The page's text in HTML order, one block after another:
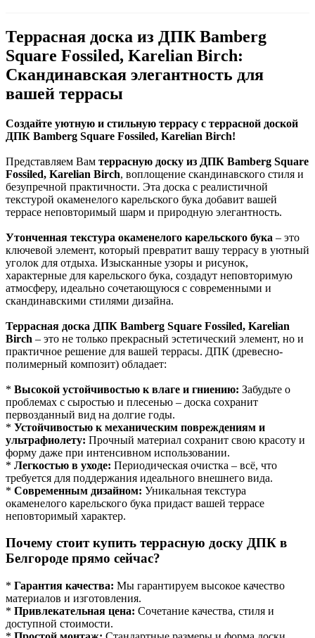
Террасная доска из ДПК Bamberg
Square Fossiled, Karelian Birch:
Скандинавская элегантность для
вашей террасы
Создайте уютную и стильную террасу с террасной доской
ДПК Bamberg Square Fossiled, Karelian Birch!
Представляем Вам террасную доску из ДПК Bamberg Square
Fossiled, Karelian Birch, воплощение скандинавского стиля и
безупречной практичности. Эта доска с реалистичной
текстурой окаменелого карельского бука добавит вашей
террасе неповторимый шарм и природную элегантность.
Утонченная текстура окаменелого карельского бука – это
ключевой элемент, который превратит вашу террасу в уютный
уголок для отдыха. Изысканные узоры и рисунок,
характерные для карельского бука, создадут неповторимую
атмосферу, идеально сочетающуюся с современными и
скандинавскими стилями дизайна.
Террасная доска ДПК Bamberg Square Fossiled, Karelian
Birch – это не только прекрасный эстетический элемент, но и
практичное решение для вашей террасы. ДПК (древесно-
полимерный композит) обладает:
* Высокой устойчивостью к влаге и гниению: Забудьте о
проблемах с сыростью и плесенью – доска сохранит
первозданный вид на долгие годы.
* Устойчивостью к механическим повреждениям и
ультрафиолету: Прочный материал сохранит свою красоту и
форму даже при интенсивном использовании.
* Легкостью в уходе: Периодическая очистка – всё, что
требуется для поддержания идеального внешнего вида.
* Современным дизайном: Уникальная текстура
окаменелого карельского бука придаст вашей террасе
неповторимый характер.
Почему стоит купить террасную доску ДПК в
Белгороде прямо сейчас?
* Гарантия качества: Мы гарантируем высокое качество
материалов и изготовления.
* Привлекательная цена: Сочетание качества, стиля и
доступной стоимости.